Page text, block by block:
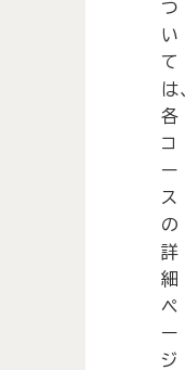
つ
い
て
は
各
コ
ー
ス
の
詳
細
ペ
ー
ジ